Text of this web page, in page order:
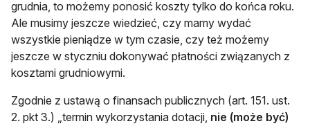
grudnia, to możemy ponosić koszty tylko do końca roku.
Ale musimy jeszcze wiedzieć, czy mamy wydać
wszystkie pieniądze w tym czasie, czy też możemy
jeszcze w styczniu dokonywać płatności związanych z
kosztami grudniowymi.
Zgodnie z ustawą o finansach publicznych (art. 151. ust.
2. pkt 3.) „termin wykorzystania dotacji, nie (może być)